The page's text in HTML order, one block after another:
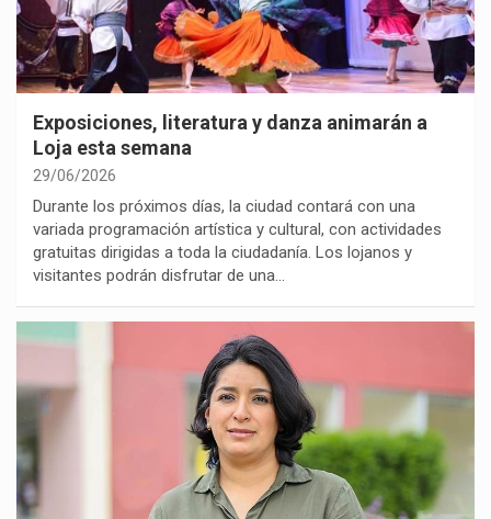
Exposiciones, literatura y danza animarán a
Loja esta semana
29/06/2026
Durante los próximos días, la ciudad contará con una
variada programación artística y cultural, con actividades
gratuitas dirigidas a toda la ciudadanía. Los lojanos y
visitantes podrán disfrutar de una…